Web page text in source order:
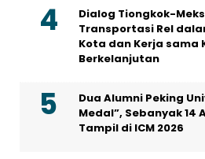
Dialog Tiongkok-
Transportasi Rel
Kota dan Kerja sama
Berkelanjutan
Dua Alumni Peking
Medal”, Sebanyak 14
Tampil di ICM 2026